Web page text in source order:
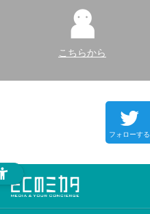
こちらから
フォローする